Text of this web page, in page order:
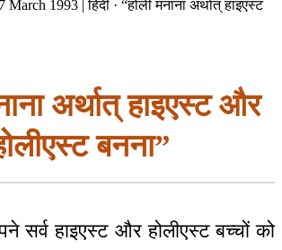
7 March 1993 | हिंदी · “होली मनाना अर्थात् हाइएस्ट
अर्थात् हाइएस्ट और
बनना”
सर्व हाइएस्ट और होलीएस्ट बच्चों को